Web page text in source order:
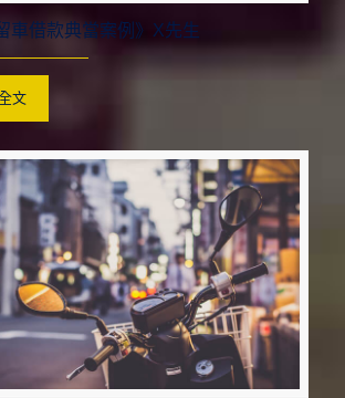
車借款典當案例》X先生
文